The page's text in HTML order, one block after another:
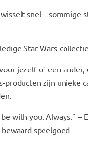
snel – sommige
Star Wars-collectie
jezelf of een ander,
producten zijn unieke
with you. Always." –
speelgoed